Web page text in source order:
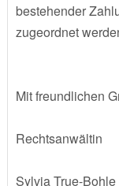
bestehender
zugeordnet
Mit freundlichen
Rechtsanwältin
Sylvia True-Bohle